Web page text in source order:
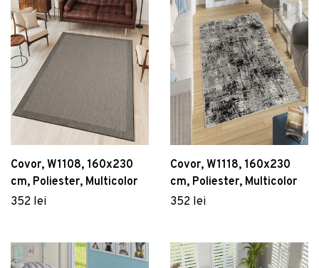
Covor, W1108, 160x230
cm, Poliester, Multicolor
352 lei
Covor, W1118, 160x230
cm, Poliester, Multicolor
352 lei